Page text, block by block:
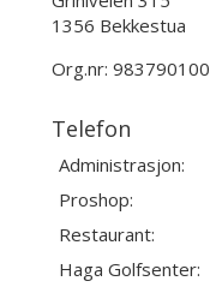
1356 Bekkestua
Org.nr: 983790100
Telefon
Administrasjon:
Proshop:
Restaurant:
Haga Golfsenter: